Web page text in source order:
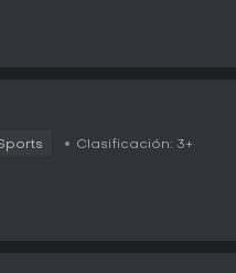
Clasificación: 3+